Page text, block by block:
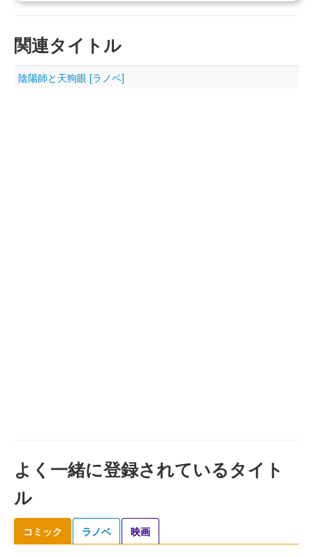
関連タイトル
陰陽師と天狗眼 [ラノベ]
よく一緒に登録されているタイト
ル
コミック ラノベ 映画